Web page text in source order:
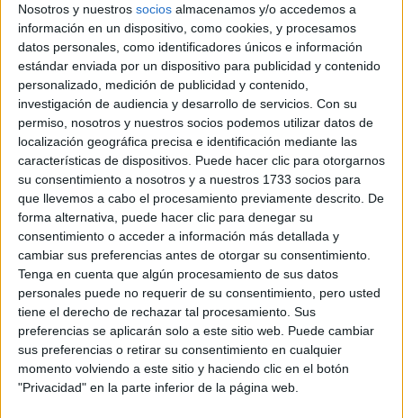
Nosotros y nuestros socios almacenamos y/o accedemos a
información en un dispositivo, como cookies, y procesamos
datos personales, como identificadores únicos e información
estándar enviada por un dispositivo para publicidad y contenido
personalizado, medición de publicidad y contenido,
investigación de audiencia y desarrollo de servicios. Con su
permiso, nosotros y nuestros socios podemos utilizar datos de
localización geográfica precisa e identificación mediante las
características de dispositivos. Puede hacer clic para otorgarnos
su consentimiento a nosotros y a nuestros 1733 socios para
que llevemos a cabo el procesamiento previamente descrito. De
forma alternativa, puede hacer clic para denegar su
consentimiento o acceder a información más detallada y
cambiar sus preferencias antes de otorgar su consentimiento.
Tenga en cuenta que algún procesamiento de sus datos
personales puede no requerir de su consentimiento, pero usted
tiene el derecho de rechazar tal procesamiento. Sus
preferencias se aplicarán solo a este sitio web. Puede cambiar
sus preferencias o retirar su consentimiento en cualquier
momento volviendo a este sitio y haciendo clic en el botón
"Privacidad" en la parte inferior de la página web.
pasajeros. Cada verano, las cifras de siniestros
hacen reflexionar sobre la importancia de la
seguridad vial y la prevención. La población sigue
con interés cualquier información relacionada con
estos sucesos, buscando comprender sus causas
y consecuencias.
Las noticias sobre percances en carretera
encuentran siempre eco en medios y plataformas
digitales. No se trata solo de cifras, sino de
historias humanas que conmueven y sensibilizan.
La audiencia muestra un interés constante por
conocer los factores detrás de cada accidente,
desde posibles distracciones hasta el cansancio
acumulado en los viajes largos. Además, este tipo
de noticias genera debates sobre cómo mejorar las
medidas preventivas y reforzar la conciencia al